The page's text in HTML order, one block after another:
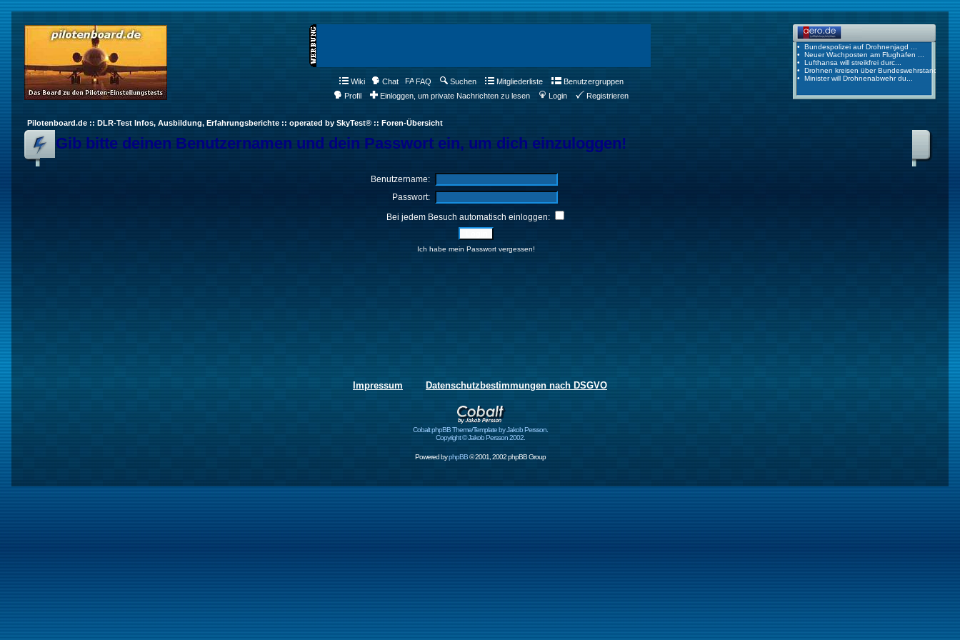
Wiki Chat FAQ Suchen Mitgliederliste
Benutzergruppen
Profil
Einloggen, um private Nachrichten zu lesen Login Registrieren
Pilotenboard.de :: DLR-Test Infos, Ausbildung, Erfahrungsberichte :: operated by SkyTest® :: Foren-Übersicht
Gib bitte deinen Benutzernamen und dein Passwort ein, um dich einzuloggen!
Benutzername:
Passwort:
Bei jedem Besuch automatisch einloggen:
Ich habe mein Passwort vergessen!
Impressum Datenschutzbestimmungen nach DSGVO
Cobalt phpBB Theme/Template by Jakob Persson.
Copyright © Jakob Persson 2002.
Powered byphpBB© 2001, 2002 phpBB Group